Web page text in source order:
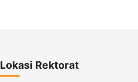
Lokasi Rektorat